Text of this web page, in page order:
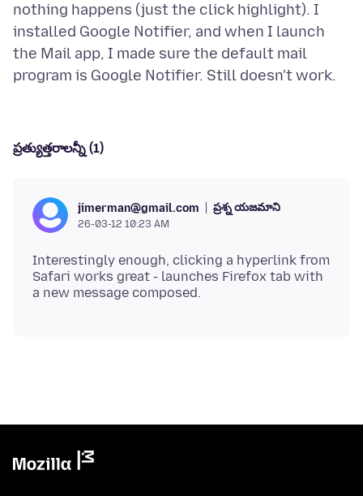
nothing happens (just the click highlight). I
installed Google Notifier, and when I launch
the Mail app, I made sure the default mail
ప్రత్యుత్తరాలన్నీ (1)
jimerman@gmail.com ప్రశ్న యజమాని
26-03-12 10:23 AM
Interestingly enough, clicking a hyperlink from
Safari works great - launches Firefox tab with